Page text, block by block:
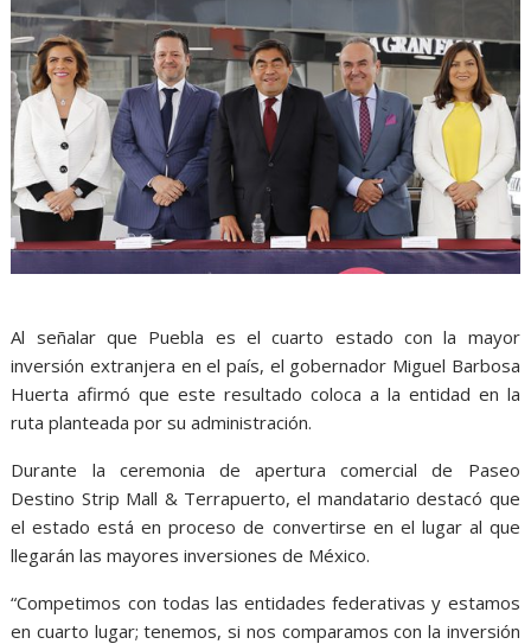
Al señalar que Puebla es el cuarto estado con la mayor
inversión extranjera en el país, el gobernador Miguel Barbosa
Huerta afirmó que este resultado coloca a la entidad en la
ruta planteada por su administración.
Durante la ceremonia de apertura comercial de Paseo
Destino Strip Mall & Terrapuerto, el mandatario destacó que
el estado está en proceso de convertirse en el lugar al que
llegarán las mayores inversiones de México.
“Competimos con todas las entidades federativas y estamos
en cuarto lugar; tenemos, si nos comparamos con la inversión